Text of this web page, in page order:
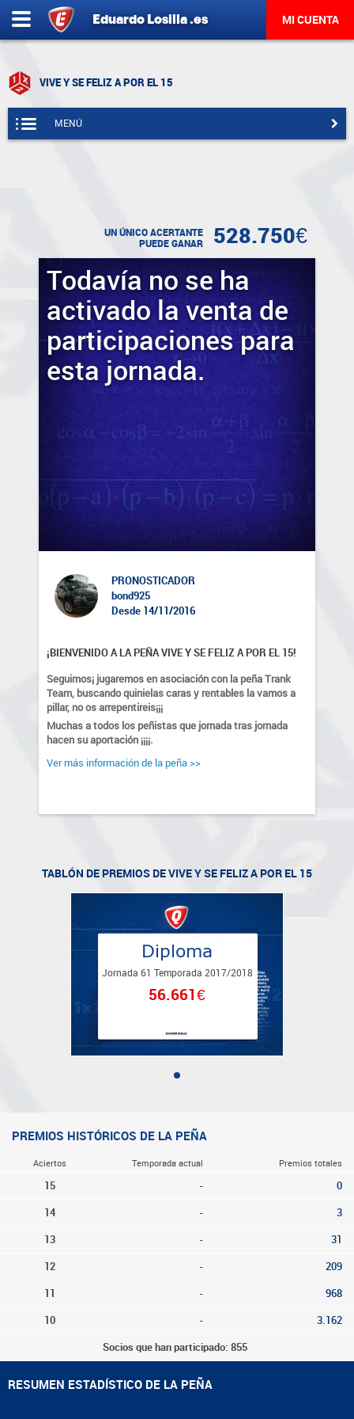
Eduardo Losilla.es MI CUENTA
VIVE Y SE FELIZ A POR EL 15
MENÚ
UN ÚNICO ACERTANTE
PUEDE GANAR
528.750€
Todavía no se ha
activado la venta de
participaciones para
esta jornada.
PRONOSTICADOR
bond925
Desde 14/11/2016
¡BIENVENIDO A LA PEÑA VIVE Y SE FELIZ A POR EL 15!
Seguimos¡ jugaremos en asociación con la peña Trank
Team, buscando quinielas caras y rentables la vamos a
pillar, no os arrepentireis¡¡¡
Muchas a todos los peñistas que jornada tras jornada
hacen su aportación ¡¡¡¡.
Ver más información de la peña >>
TABLÓN DE PREMIOS DEVIVE Y SE FELIZ A POR EL 15
Diploma
Jornada 61 Temporada 2017/2018
56.661€
PREMIOS HISTÓRICOS DE LA PEÑA
Aciertos Temporada actual Premios totales
15 - 0
14 - 3
13 - 31
12 - 209
11 - 968
10 - 3.162
Socios que han participado: 855
RESUMEN ESTADÍSTICO DE LA PEÑA